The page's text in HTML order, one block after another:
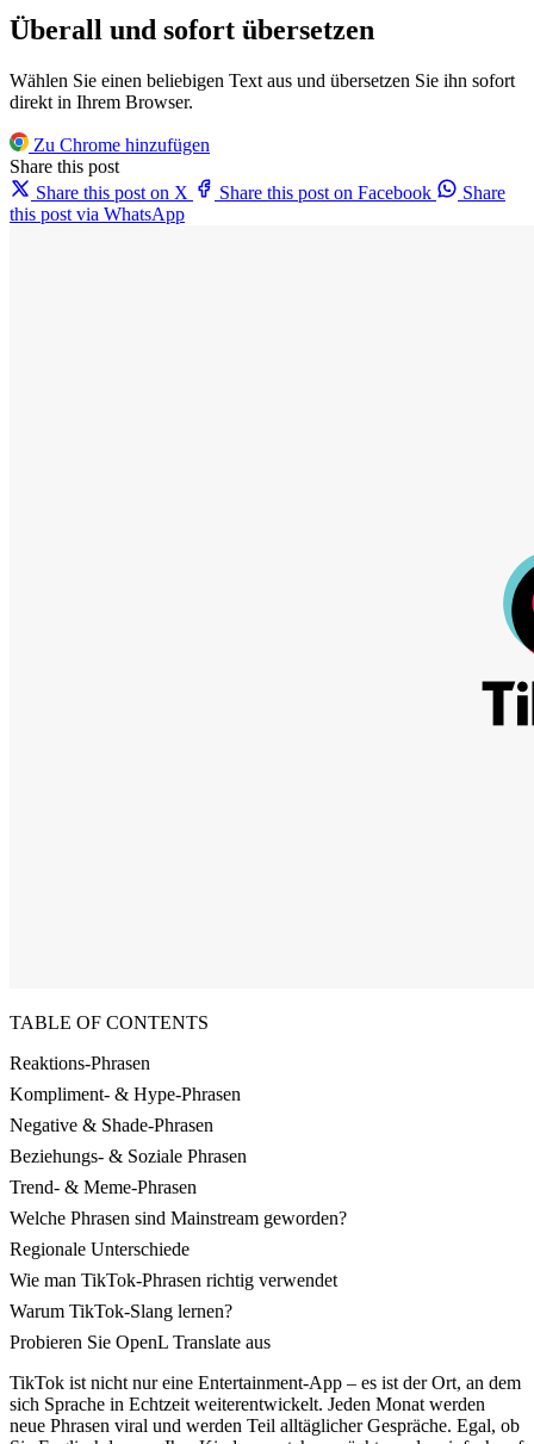
Überall und sofort übersetzen
Wählen Sie einen beliebigen Text aus und übersetzen Sie ihn sofort
direkt in Ihrem Browser.
Zu Chrome hinzufügen
Share this post
Share this post on X
Share this post on Facebook
Share
this post via WhatsApp
TABLE OF CONTENTS
Reaktions-Phrasen
Kompliment- & Hype-Phrasen
Negative & Shade-Phrasen
Beziehungs- & Soziale Phrasen
Trend- & Meme-Phrasen
Welche Phrasen sind Mainstream geworden?
Regionale Unterschiede
Wie man TikTok-Phrasen richtig verwendet
Warum TikTok-Slang lernen?
Probieren Sie OpenL Translate aus
TikTok ist nicht nur eine Entertainment-App – es ist der Ort, an dem
sich Sprache in Echtzeit weiterentwickelt. Jeden Monat werden
neue Phrasen viral und werden Teil alltäglicher Gespräche. Egal, ob